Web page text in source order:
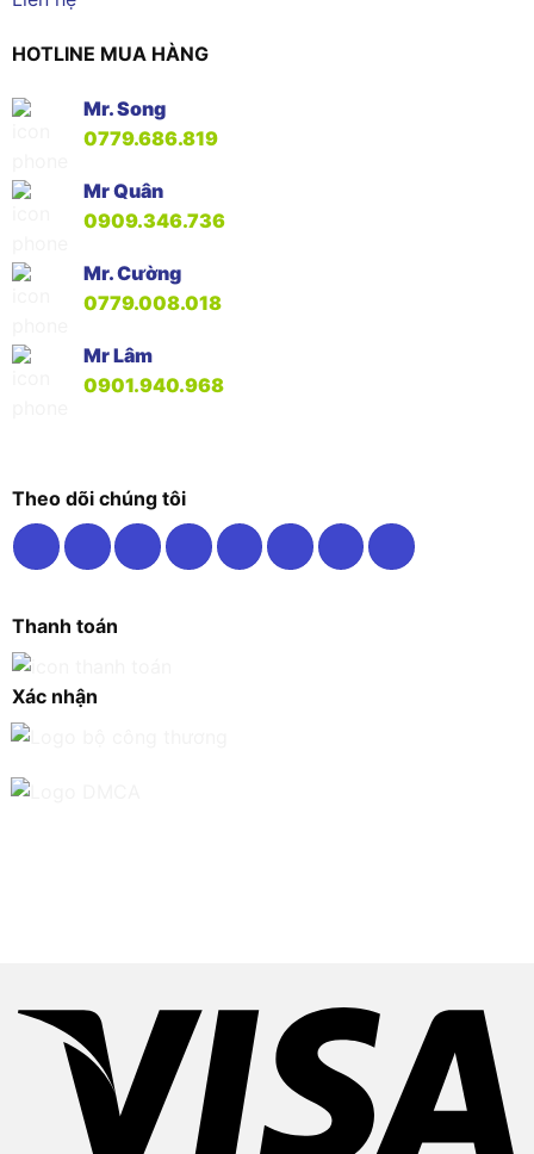
HOTLINE MUA HÀNG
Mr. Song
0779.686.819
Mr Quân
0909.346.736
Mr. Cường
0779.008.018
Mr Lâm
0901.940.968
Theo dõi chúng tôi
Thanh toán
Xác nhận